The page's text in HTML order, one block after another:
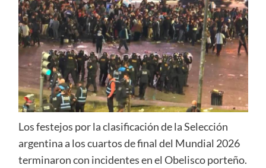
Los festejos por la clasificación de la Selección
argentina a los cuartos de final del Mundial 2026
terminaron con incidentes en el Obelisco porteño.